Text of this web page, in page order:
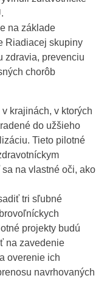
na základe
Riadiacej skupiny
zdravia, prevenciu
chorôb
krajinách, v ktorých
do užšieho
Tieto pilotné
na vlastné oči, ako
tri sľubné
projekty budú
na zavedenie
overenie ich
navrhovaných